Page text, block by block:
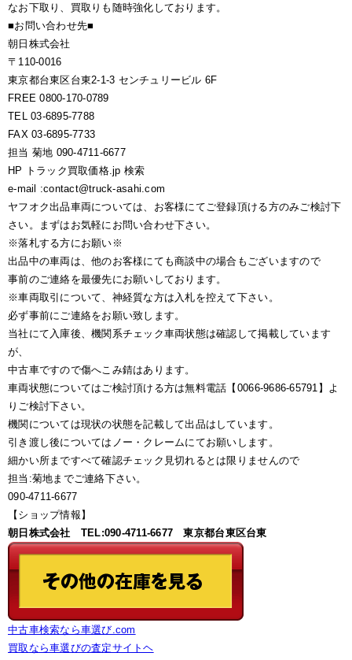
なお下取り、買取りも随時強化しております。
■お問い合わせ先■
朝日株式会社
〒110-0016
東京都台東区台東2-1-3 センチュリービル 6F
FREE 0800-170-0789
TEL 03-6895-7788
FAX 03-6895-7733
担当 菊地 090-4711-6677
HP トラック買取価格.jp 検索
e-mail :contact@truck-asahi.com
ヤフオク出品車両については、お客様にてご登録頂ける方のみご検討下
さい。まずはお気軽にお問い合わせ下さい。
※落札する方にお願い※
出品中の車両は、他のお客様にても商談中の場合もございますので
事前のご連絡を最優先にお願いしております。
※車両取引について、神経質な方は入札を控えて下さい。
必ず事前にご連絡をお願い致します。
当社にて入庫後、機関系チェック車両状態は確認して掲載しています
が、
中古車ですので傷へこみ錆はあります。
車両状態についてはご検討頂ける方は無料電話【0066-9686-65791】よ
りご検討下さい。
機関については現状の状態を記載して出品はしています。
引き渡し後についてはノー・クレームにてお願いします。
細かい所まですべて確認チェック見切れるとは限りませんので
担当:菊地までご連絡下さい。
090-4711-6677
【ショップ情報】
朝日株式会社 TEL:090-4711-6677 東京都台東区台東
中古車検索なら車選び.com
買取なら車選びの査定サイトヘ